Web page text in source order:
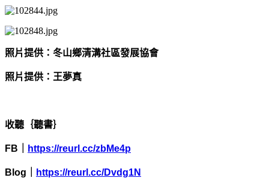
照片提供：冬山鄉清溝社區發展協會
照片提供：王夢真
收聽｛聽書｝
FB https://reurl.cc/zbMe4p
Blog https://reurl.cc/Dvdg1N